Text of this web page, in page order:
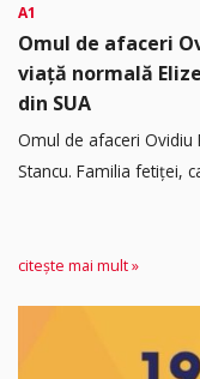
A1
Omul de afaceri
viață normală
din SUA
Omul de afaceri Ovidiu
Stancu. Familia fetiței,
citește mai mult »